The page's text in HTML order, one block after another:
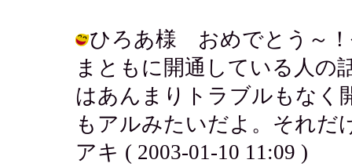
ひろあ様 おめでとう～
まともに開通している人の
はあんまりトラブルもなく
もアルみたいだよ。それだ
アキ ( 2003-01-10 11:09 )